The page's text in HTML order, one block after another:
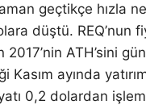
geçtikçe hızla
düştü. REQ’nun
2017’nin ATH’sini
ayında
0,2 dolardan